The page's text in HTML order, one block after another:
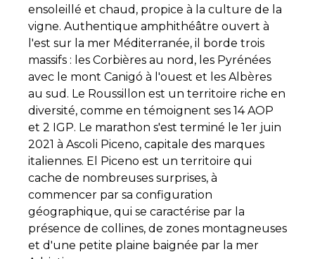
ensoleillé et chaud, propice à la culture de la
vigne. Authentique amphithéâtre ouvert à
l'est sur la mer Méditerranée, il borde trois
massifs : les Corbières au nord, les Pyrénées
avec le mont Canigó à l'ouest et les Albères
au sud. Le Roussillon est un territoire riche en
diversité, comme en témoignent ses 14 AOP
et 2 IGP. Le marathon s'est terminé le 1er juin
2021 à Ascoli Piceno, capitale des marques
italiennes. El Piceno est un territoire qui
cache de nombreuses surprises, à
commencer par sa configuration
géographique, qui se caractérise par la
présence de collines, de zones montagneuses
et d'une petite plaine baignée par la mer